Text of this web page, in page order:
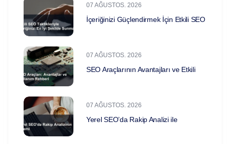
07 AĞUSTOS. 2026
İçeriğinizi Güçlendirmek İçin Etkili SEO
07 AĞUSTOS. 2026
SEO Araçlarının Avantajları ve Etkili
07 AĞUSTOS. 2026
Yerel SEO’da Rakip Analizi ile